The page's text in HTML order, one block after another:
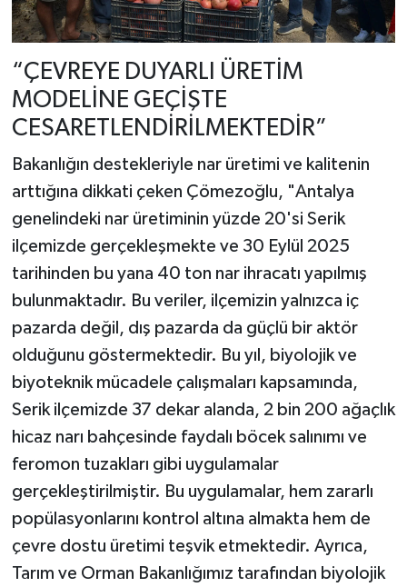
“ÇEVREYE DUYARLI ÜRETİM
MODELİNE GEÇİŞTE
CESARETLENDİRİLMEKTEDİR”
Bakanlığın destekleriyle nar üretimi ve kalitenin
arttığına dikkati çeken Çömezoğlu, "Antalya
genelindeki nar üretiminin yüzde 20'si Serik
ilçemizde gerçekleşmekte ve 30 Eylül 2025
tarihinden bu yana 40 ton nar ihracatı yapılmış
bulunmaktadır. Bu veriler, ilçemizin yalnızca iç
pazarda değil, dış pazarda da güçlü bir aktör
olduğunu göstermektedir. Bu yıl, biyolojik ve
biyoteknik mücadele çalışmaları kapsamında,
Serik ilçemizde 37 dekar alanda, 2 bin 200 ağaçlık
hicaz narı bahçesinde faydalı böcek salınımı ve
feromon tuzakları gibi uygulamalar
gerçekleştirilmiştir. Bu uygulamalar, hem zararlı
popülasyonlarını kontrol altına almakta hem de
çevre dostu üretimi teşvik etmektedir. Ayrıca,
Tarım ve Orman Bakanlığımız tarafından biyolojik